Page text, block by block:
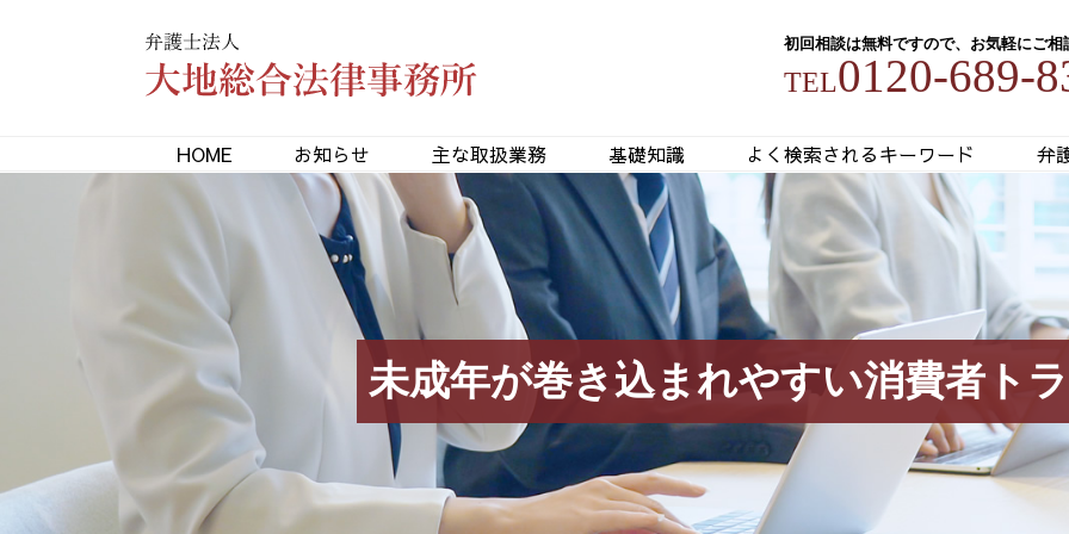
未成年が巻き込まれやすい消費者ト
初回相談は無料ですので、お気軽にご相
TEL0120-689-
HOME お知らせ 主な取扱業務 基礎知識 よく検索されるキーワード 弁